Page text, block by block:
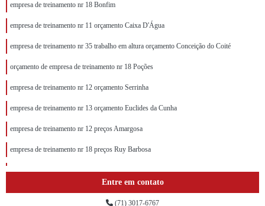
empresa de treinamento nr 18 Bonfim
empresa de treinamento nr 11 orçamento Caixa D'Água
empresa de treinamento nr 35 trabalho em altura orçamento Conceição do Coité
orçamento de empresa de treinamento nr 18 Poções
empresa de treinamento nr 12 orçamento Serrinha
empresa de treinamento nr 13 orçamento Euclides da Cunha
empresa de treinamento nr 12 preços Amargosa
empresa de treinamento nr 18 preços Ruy Barbosa
empresa de treinamento nr 18 orçamento Cidade Baixa
Entre em contato
(71) 3017-6767